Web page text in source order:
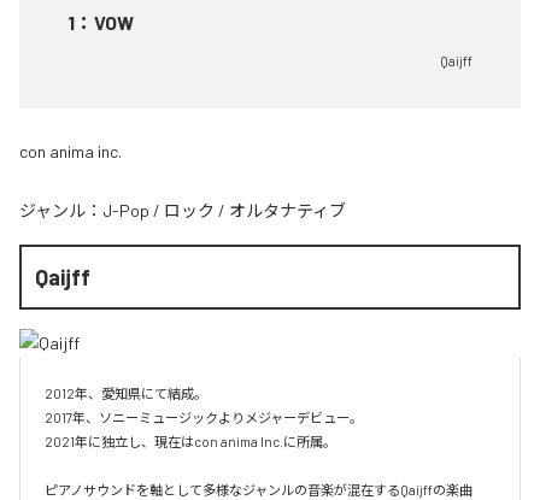
1 ： VOW
Qaijff
con anima inc.
ジャンル： J-Pop / ロック / オルタナティブ
Qaijff
2012年、愛知県にて結成。
2017年、ソニーミュージックよりメジャーデビュー。
2021年に独立し、現在はcon anima Inc.に所属。
ピアノサウンドを軸として多様なジャンルの音楽が混在するQaijffの楽曲